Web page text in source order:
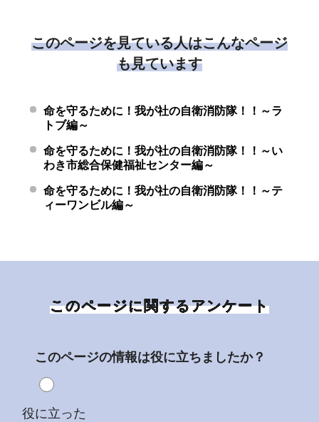
このページを見ている人はこんなページ
も見ています
命を守るために！我が社の自衛消防隊！！～ラ
トブ編～
命を守るために！我が社の自衛消防隊！！～い
わき市総合保健福祉センター編～
命を守るために！我が社の自衛消防隊！！～テ
ィーワンビル編～
このページに関するアンケート
このページの情報は役に立ちましたか？
役に立った